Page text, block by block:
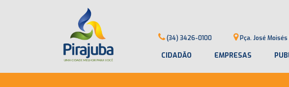
(34) 3426-0100 Pça. José Moisés
CIDADÃO EMPRESAS